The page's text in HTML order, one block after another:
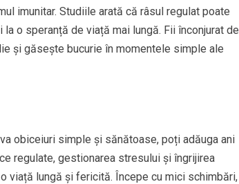
imunitar. Studiile arată că râsul regulat poate
o speranță de viață mai lungă. Fii înconjurat de
și găsește bucurie în momentele simple ale
obiceiuri simple și sănătoase, poți adăuga ani
regulate, gestionarea stresului și îngrijirea
viață lungă și fericită. Începe cu mici schimbări,